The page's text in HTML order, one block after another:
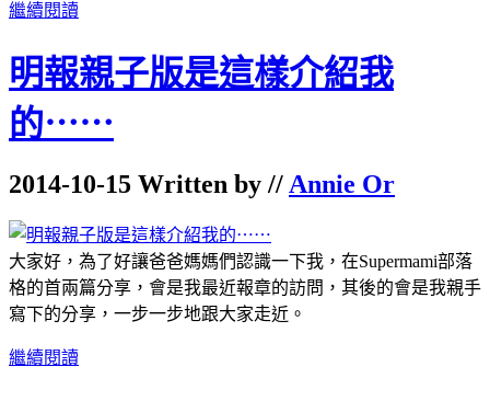
繼續閱讀
明報親子版是這樣介紹我
的⋯⋯
2014-10-15 Written by // Annie Or
大家好，為了好讓爸爸媽媽們認識一下我，在Supermami部落
格的首兩篇分享，會是我最近報章的訪問，其後的會是我親手
寫下的分享，一步一步地跟大家走近。
繼續閱讀